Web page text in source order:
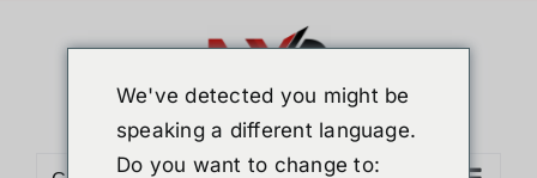
We've detected you might be
speaking a different language.
Do you want to change to: